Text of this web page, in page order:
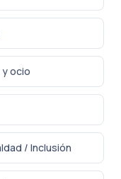
ocio
/ Inclusión